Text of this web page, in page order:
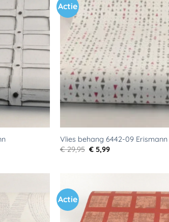
Toevoegen
aan
verlanglijst
Actie
Vlies behang 6442-09 Erismann
€29,95 Oorspronkelijke
prijs
€ 5,99Huidige
Toevoegen
aan
verlanglijst
Actie